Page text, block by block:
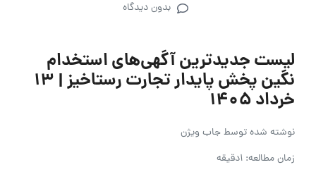
بدون دیدگاه
لیست جدیدترین آگهی‌های استخدام
نگین پخش پایدار تجارت رستاخیز | ۱۳
خرداد ۱۴۰۵
نوشته شده توسطجاب ویژن
زمان مطالعه: 1دقیقه